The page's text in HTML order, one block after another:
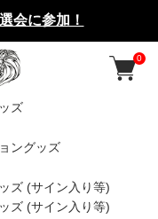
会に参加！
0
ズ
ングッズ
ズ (サイン入り等)
ズ (サイン入り等)